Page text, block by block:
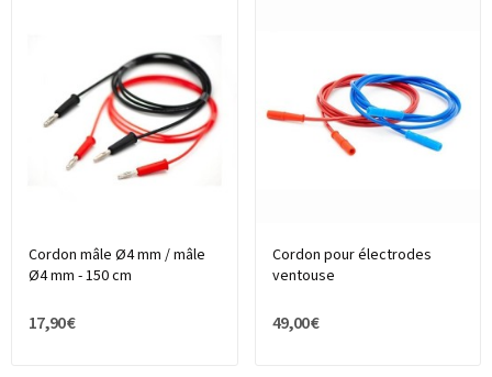
Cordon mâle Ø4 mm / mâle
Ø4 mm - 150 cm
17,90 €
Cordon pour électrodes
ventouse
49,00 €